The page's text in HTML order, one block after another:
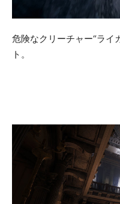
危険なクリーチャー“ライ
ト。